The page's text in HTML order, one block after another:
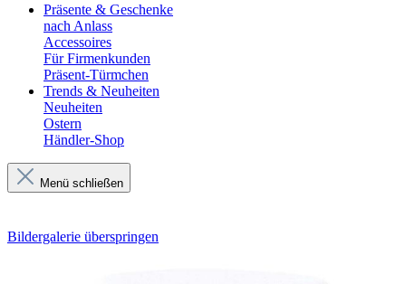
Präsente & Geschenke
nach Anlass
Accessoires
Für Firmenkunden
Präsent-Türmchen
Trends & Neuheiten
Neuheiten
Ostern
Händler-Shop
Menü schließen
Bildergalerie überspringen